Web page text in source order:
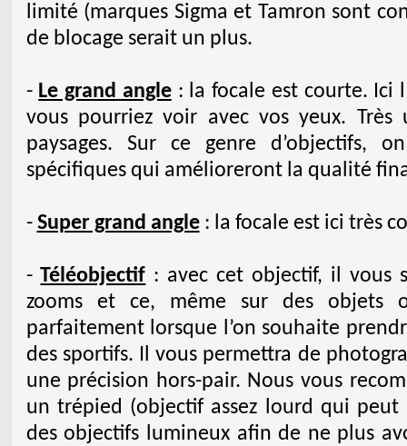
limité (marques Sigma et Tamron sont
de blocage serait un plus.
- Le grand angle: la focale est courte. Ici
vous pourriez voir avec vos yeux.
paysages. Sur ce genre d’objectifs,
spécifiques qui amélioreront la qualité
- Super grand angle: la focale est ici très
-Téléobjectif : avec cet objectif, il vous
zooms et ce, même sur des objets
parfaitement lorsque l’on souhaite
des sportifs. Il vous permettra de
une précision hors-pair. Nous vous
un trépied (objectif assez lourd qui peut
des objectifs lumineux afin de ne plus